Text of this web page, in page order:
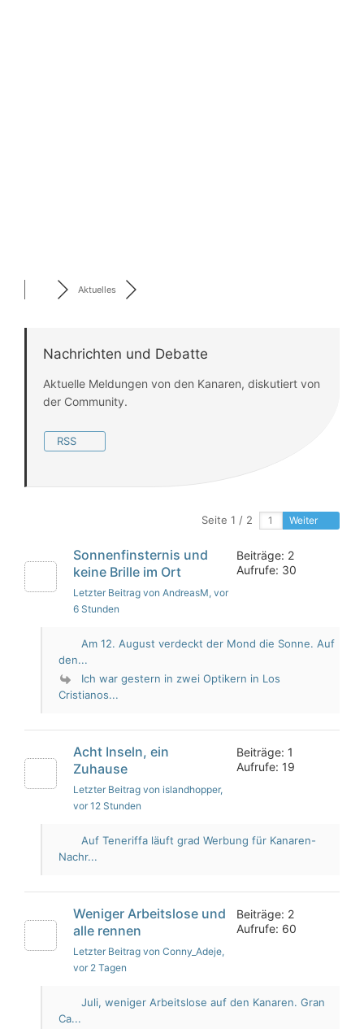
Aktuelles
Nachrichten und Debatte
Aktuelle Meldungen von den Kanaren, diskutiert von
der Community.
RSS
Seite 1 / 2 Weiter
Sonnenfinsternis und
keine Brille im Ort
Letzter Beitrag von AndreasM, vor
6 Stunden
Beiträge: 2
Aufrufe: 30
Am 12. August verdeckt der Mond die Sonne. Auf
den...
Ich war gestern in zwei Optikern in Los
Cristianos...
Acht Inseln, ein
Zuhause
Letzter Beitrag von islandhopper,
vor 12 Stunden
Beiträge: 1
Aufrufe: 19
Auf Teneriffa läuft grad Werbung für Kanaren-
Nachr...
Weniger Arbeitslose und
alle rennen
Letzter Beitrag von Conny_Adeje,
vor 2 Tagen
Beiträge: 2
Aufrufe: 60
Juli, weniger Arbeitslose auf den Kanaren. Gran
Ca...